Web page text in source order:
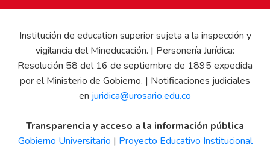
Institución de education superior sujeta a la inspección y
vigilancia del Mineducación. | Personería Jurídica:
Resolución 58 del 16 de septiembre de 1895 expedida
por el Ministerio de Gobierno. | Notificaciones judiciales
en juridica@urosario.edu.co
Transparencia y acceso a la información pública
Gobierno Universitario | Proyecto Educativo Institucional